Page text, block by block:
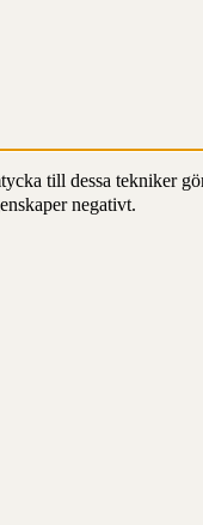
till dessa tekniker
negativt.